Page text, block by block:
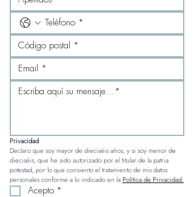
Privacidad
Declaro que soy mayor de dieciséis años, y si soy menor de
dieciséis, que he sido autorizado por el titular de la patria
potestad, por lo que consiento el tratamiento de mis datos
personales conforme a lo indicado en la Política de Privacidad.
Acepto *